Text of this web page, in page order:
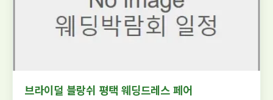
브라이덜 블랑쉬 평택 웨딩드레스 페어